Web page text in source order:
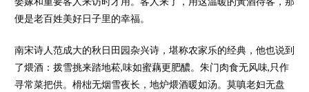
便是老百姓美好日子里的幸福。
南宋诗人范成大的秋日田园杂兴诗，堪称农家乐的经典，他也说到
了煨酒：拨雪挑来踏地菘,味如蜜藕更肥醲。朱门肉食无风味,只作
寻常菜把供。榾柮无烟雪夜长，地炉煨酒暖如汤。莫嗔老妇无盘